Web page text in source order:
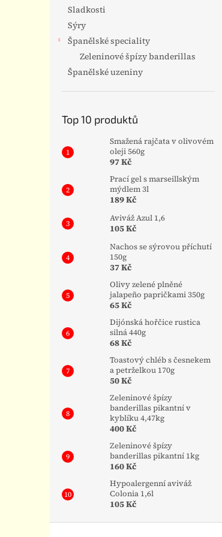
Sladkosti
Sýry
Španělské speciality
Zeleninové špízy banderillas
Španělské uzeniny
Top 10 produktů
Smažená rajčata v olivovém
oleji 560g
97 Kč
Prací gel s marseillským
mýdlem 3l
189 Kč
Aviváž Azul 1,6
105 Kč
Nachos se sýrovou příchutí
150g
37 Kč
Olivy zelené plněné
jalapeño papričkami 350g
65 Kč
Dijónská hořčice rustica
silná 440g
68 Kč
Toastový chléb s česnekem
a petrželkou 170g
50 Kč
Zeleninové špízy
banderillas pikantní v
kyblíku 4,47kg
400 Kč
Zeleninové špízy
banderillas pikantní 1kg
160 Kč
Hypoalergenní aviváž
Colonia 1,6l
105 Kč